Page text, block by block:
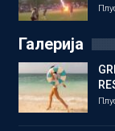
Галерија